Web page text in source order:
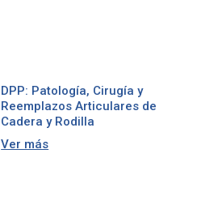
DPP: Patología, Cirugía y
Reemplazos Articulares de
Cadera y Rodilla
Ver más